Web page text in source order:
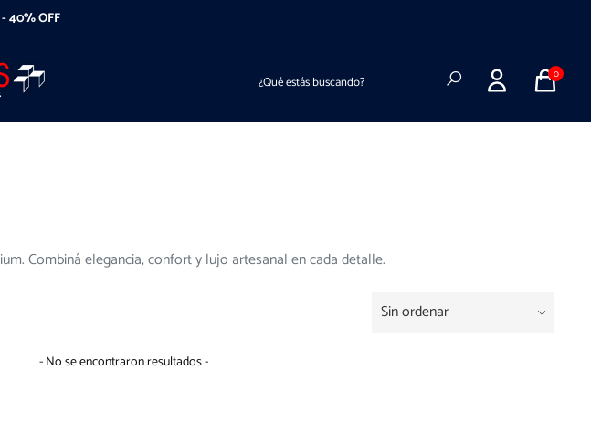
40% OFF
0
Combiná elegancia, confort y lujo artesanal en cada detalle.
- No se encontraron resultados -